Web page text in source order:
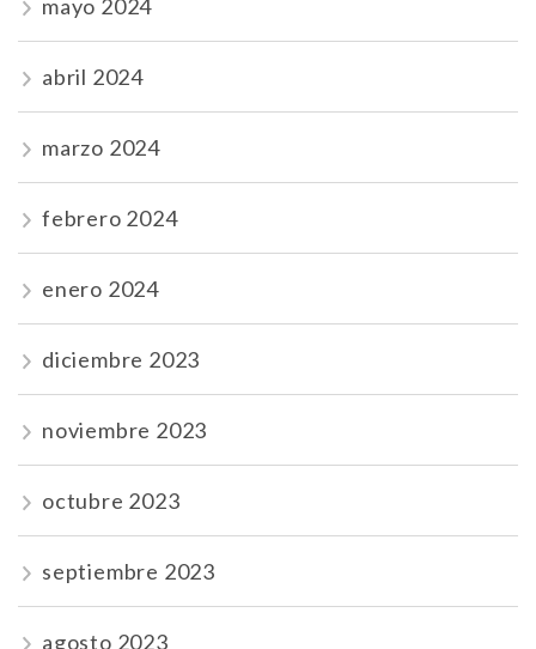
mayo 2024
abril 2024
marzo 2024
febrero 2024
enero 2024
diciembre 2023
noviembre 2023
octubre 2023
septiembre 2023
agosto 2023